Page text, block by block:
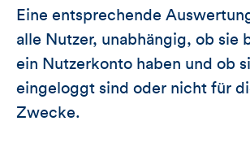
Eine entsprechende
alle Nutzer, unabhängig, ob sie
ein Nutzerkonto haben und ob
eingeloggt sind oder nicht für
Zwecke.